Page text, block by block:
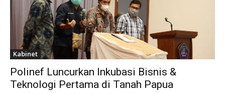
Kabinet
Polinef Luncurkan Inkubasi Bisnis &
Teknologi Pertama di Tanah Papua